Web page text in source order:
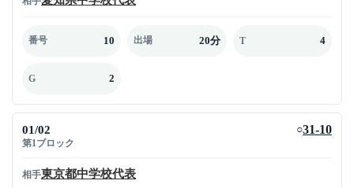
番号 10 出場 20分 T 4
G 2
01/02
第1ブロック
○31-10
相手東京都中学校代表